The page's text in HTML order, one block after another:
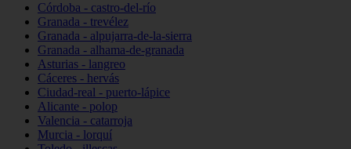
Córdoba - castro-del-río
Granada - trevélez
Granada - alpujarra-de-la-sierra
Granada - alhama-de-granada
Asturias - langreo
Cáceres - hervás
Ciudad-real - puerto-lápice
Alicante - polop
Valencia - catarroja
Murcia - lorquí